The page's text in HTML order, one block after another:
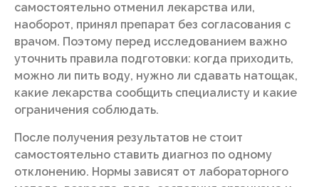
самостоятельно отменил лекарства или,
наоборот, принял препарат без согласования с
врачом. Поэтому перед исследованием важно
уточнить правила подготовки: когда приходить,
можно ли пить воду, нужно ли сдавать натощак,
какие лекарства сообщить специалисту и какие
ограничения соблюдать.
После получения результатов не стоит
самостоятельно ставить диагноз по одному
отклонению. Нормы зависят от лабораторного